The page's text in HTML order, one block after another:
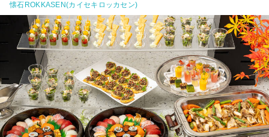
懐石ROKKASEN(カイセキロッカセン)